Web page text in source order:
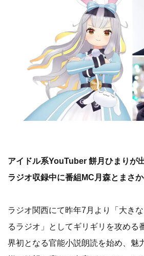
アイドル系YouTuber 餅月ひまりが
ラジオ収録中に番組MC月森とまさ
ラジオ関西にて昨年7月より「大き
るラジオ」としてギリギリを攻める
界初となる官能小説朗読を始め、魅